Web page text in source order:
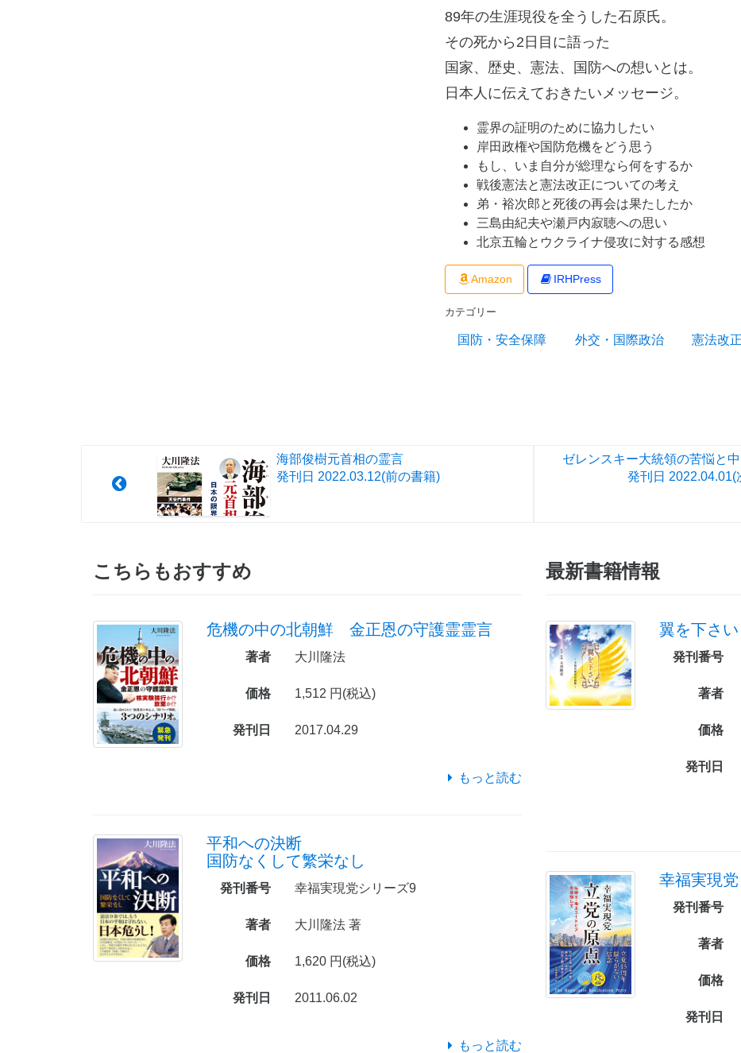
89年の生涯現役を全うした石原氏。
その死から2日目に語った
国家、歴史、憲法、国防への想いとは。
日本人に伝えておきたいメッセージ。
霊界の証明のために協力したい
岸田政権や国防危機をどう思う
もし、いま自分が総理なら何をするか
戦後憲法と憲法改正についての考え
弟・裕次郎と死後の再会は果たしたか
三島由紀夫や瀬戸内寂聴への思い
北京五輪とウクライナ侵攻に対する感想
Amazon IRHPress
カテゴリー
国防・安全保障 外交・国際政治 憲法改正
海部俊樹元首相の霊言
発刊日 2022.03.12(前の書籍)
ゼレンスキー大統領の苦悩と
発刊日 2022.04.01(
こちらもおすすめ
危機の中の北朝鮮 金正恩の守護霊霊言
著者 大川隆法
価格 1,512 円(税込)
発刊日 2017.04.29
もっと読む
平和への決断
国防なくして繁栄なし
発刊番号 幸福実現党シリーズ9
著者 大川隆法 著
価格 1,620 円(税込)
発刊日 2011.06.02
もっと読む
最新書籍情報
翼を下さい
発刊番号
著者
価格
発刊日
幸福実現
発刊番号
著者
価格
発刊日